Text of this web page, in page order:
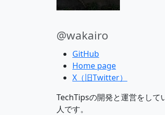
@wakairo
GitHub
Home page
X（旧Twitter）
TechTipsの開発と運営をして
人です。